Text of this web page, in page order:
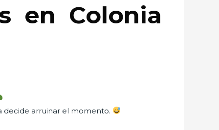
en Colonia
decide arruinar el momento.